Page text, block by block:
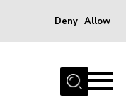
Deny Allow